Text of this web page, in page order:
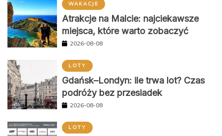
WAKACJE
Atrakcje na Malcie: najciekawsze
miejsca, które warto zobaczyć
2026-08-08
LOTY
Gdańsk–Londyn: ile trwa lot? Czas
podróży bez przesiadek
2026-08-08
LOTY